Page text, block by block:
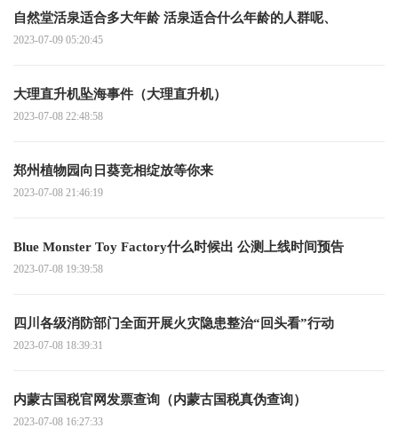
自然堂活泉适合多大年龄 活泉适合什么年龄的人群呢、
2023-07-09 05:20:45
大理直升机坠海事件（大理直升机）
2023-07-08 22:48:58
郑州植物园向日葵竞相绽放等你来
2023-07-08 21:46:19
Blue Monster Toy Factory什么时候出 公测上线时间预告
2023-07-08 19:39:58
四川各级消防部门全面开展火灾隐患整治“回头看”行动
2023-07-08 18:39:31
内蒙古国税官网发票查询（内蒙古国税真伪查询）
2023-07-08 16:27:33